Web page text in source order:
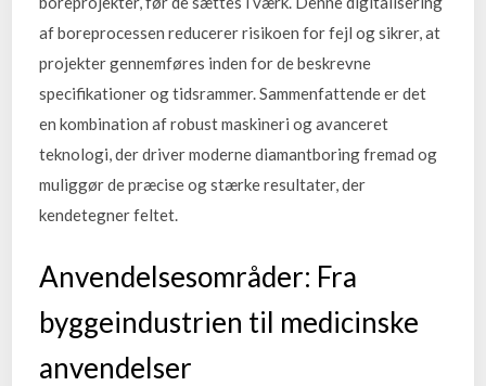
af boreprocessen reducerer risikoen for fejl og sikrer, at
projekter gennemføres inden for de beskrevne
specifikationer og tidsrammer. Sammenfattende er det
en kombination af robust maskineri og avanceret
teknologi, der driver moderne diamantboring fremad og
muliggør de præcise og stærke resultater, der
kendetegner feltet.
Anvendelsesområder: Fra
byggeindustrien til medicinske
anvendelser